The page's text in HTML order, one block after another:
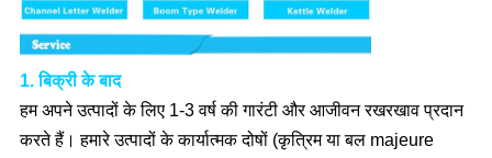
1. बिक्री के बाद
हम अपने उत्पादों के लिए 1-3 वर्ष की गारंटी और आजीवन रखरखाव प्रदान
करते हैं। हमारे उत्पादों के कार्यात्मक दोषों (कृत्रिम या बल majeure